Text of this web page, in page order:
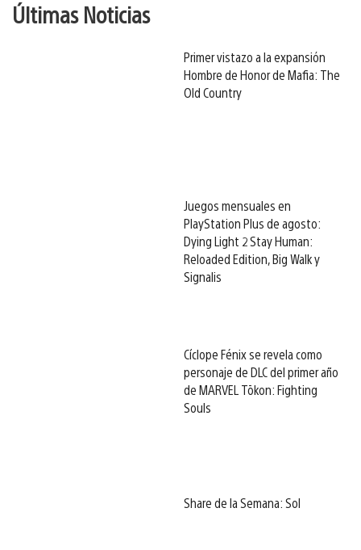
Últimas Noticias
Primer vistazo a la expansión
Hombre de Honor de Mafia: The
Old Country
Juegos mensuales en
PlayStation Plus de agosto:
Dying Light 2 Stay Human:
Reloaded Edition, Big Walk y
Signalis
Cíclope Fénix se revela como
personaje de DLC del primer año
de MARVEL Tōkon: Fighting
Souls
Share de la Semana: Sol